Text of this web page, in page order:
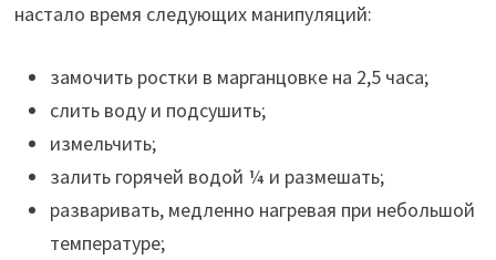
настало время следующих манипуляций:
замочить ростки в марганцовке на 2,5 часа;
слить воду и подсушить;
измельчить;
залить горячей водой ¼ и размешать;
разваривать, медленно нагревая при небольшой
температуре;